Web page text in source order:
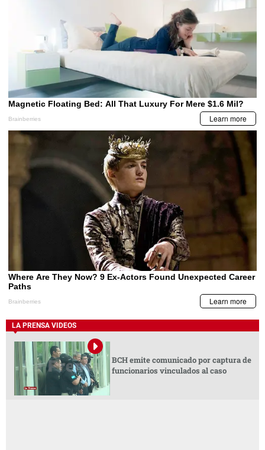
LA PRENSA VIDEOS
BCH emite comunicado por captura de
funcionarios vinculados al caso